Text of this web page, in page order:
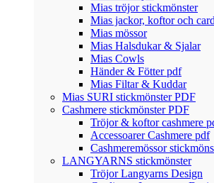
Mias tröjor stickmönster
Mias jackor, koftor och
Mias mössor
Mias Halsdukar & Sjalar
Mias Cowls
Händer & Fötter pdf
Mias Filtar & Kuddar
Mias SURI stickmönster PDF
Cashmere stickmönster PDF
Tröjor & koftor cashmere
Accessoarer Cashmere pdf
Cashmeremössor
LANGYARNS stickmönster
Tröjor Langyarns Design